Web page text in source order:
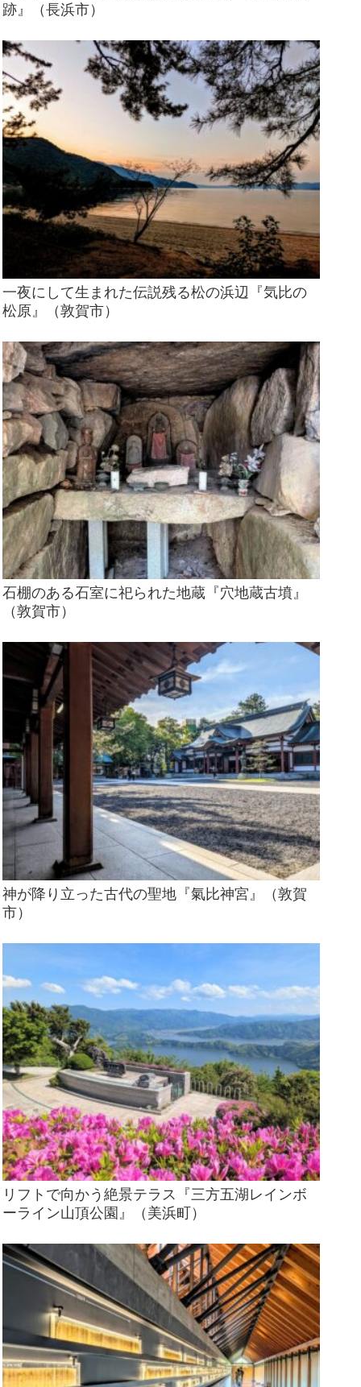
跡』（長浜市）
一夜にして生まれた伝説残る松の浜辺『気比の
松原』（敦賀市）
石棚のある石室に祀られた地蔵『穴地蔵古墳』
（敦賀市）
神が降り立った古代の聖地『氣比神宮』（敦賀
市）
リフトで向かう絶景テラス『三方五湖レインボ
ーライン山頂公園』（美浜町）